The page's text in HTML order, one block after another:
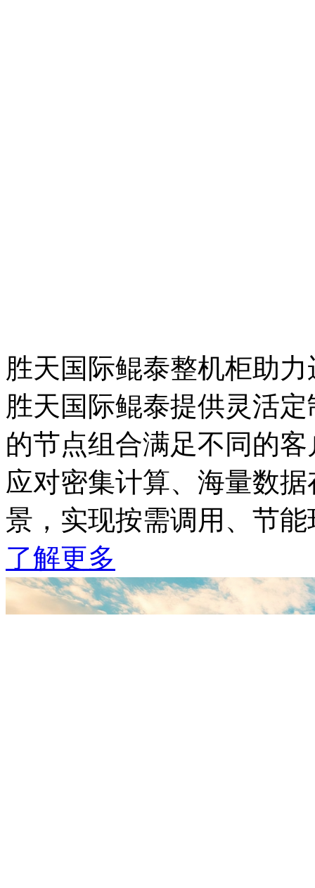
胜天国际鲲泰整机柜助
胜天国际鲲泰提供灵活定
的节点组合满足不同的客
应对密集计算、海量数
景，实现按需调用、节
了解更多